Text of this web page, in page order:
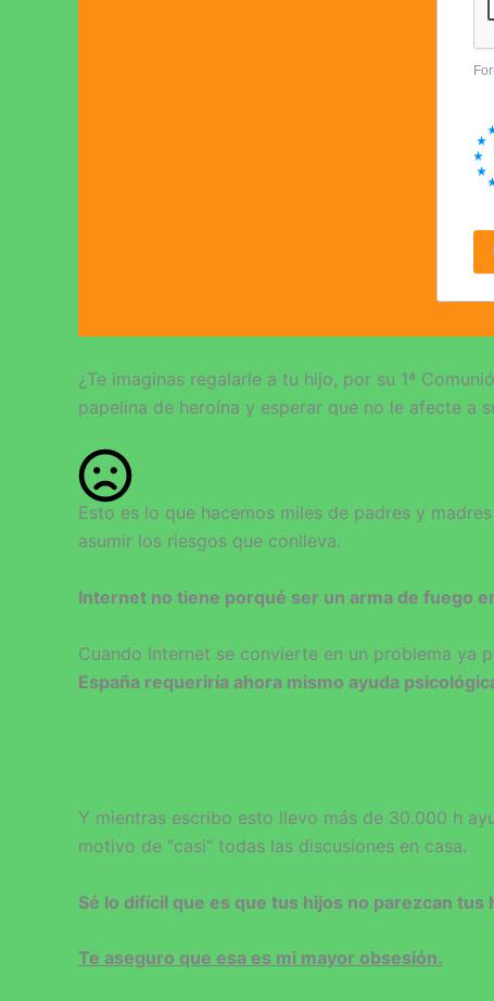
¿Te imaginas regalarle a tu hijo, por su 1ª
papelina de heroína y esperar que no le afecte a
Esto es lo que hacemos miles de padres y
asumir los riesgos que conlleva.
Internet no tiene porqué ser un arma de fuego
Cuando Internet se convierte en un problema ya
España requeriría ahora mismo ayuda
Y mientras escribo esto llevo más de 30.000 h
motivo de “casi” todas las discusiones en casa.
Sé lo difícil que es que tus hijos no parezcan
Te aseguro que esa es mi mayor obsesión.